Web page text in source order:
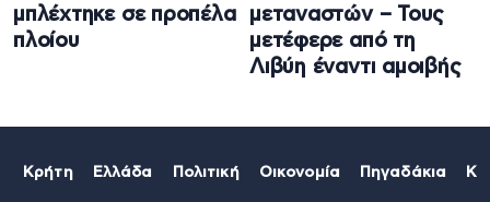
μπλέχτηκε σε προπέλα
πλοίου
μεταναστών – Τους
μετέφερε από τη
Λιβύη έναντι αμοιβής
Κρήτη Ελλάδα Πολιτική Οικονομία Πηγαδάκια